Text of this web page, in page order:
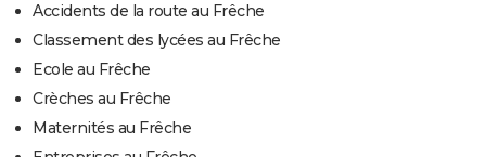
Accidents de la route au Frêche
Classement des lycées au Frêche
Ecole au Frêche
Crèches au Frêche
Maternités au Frêche